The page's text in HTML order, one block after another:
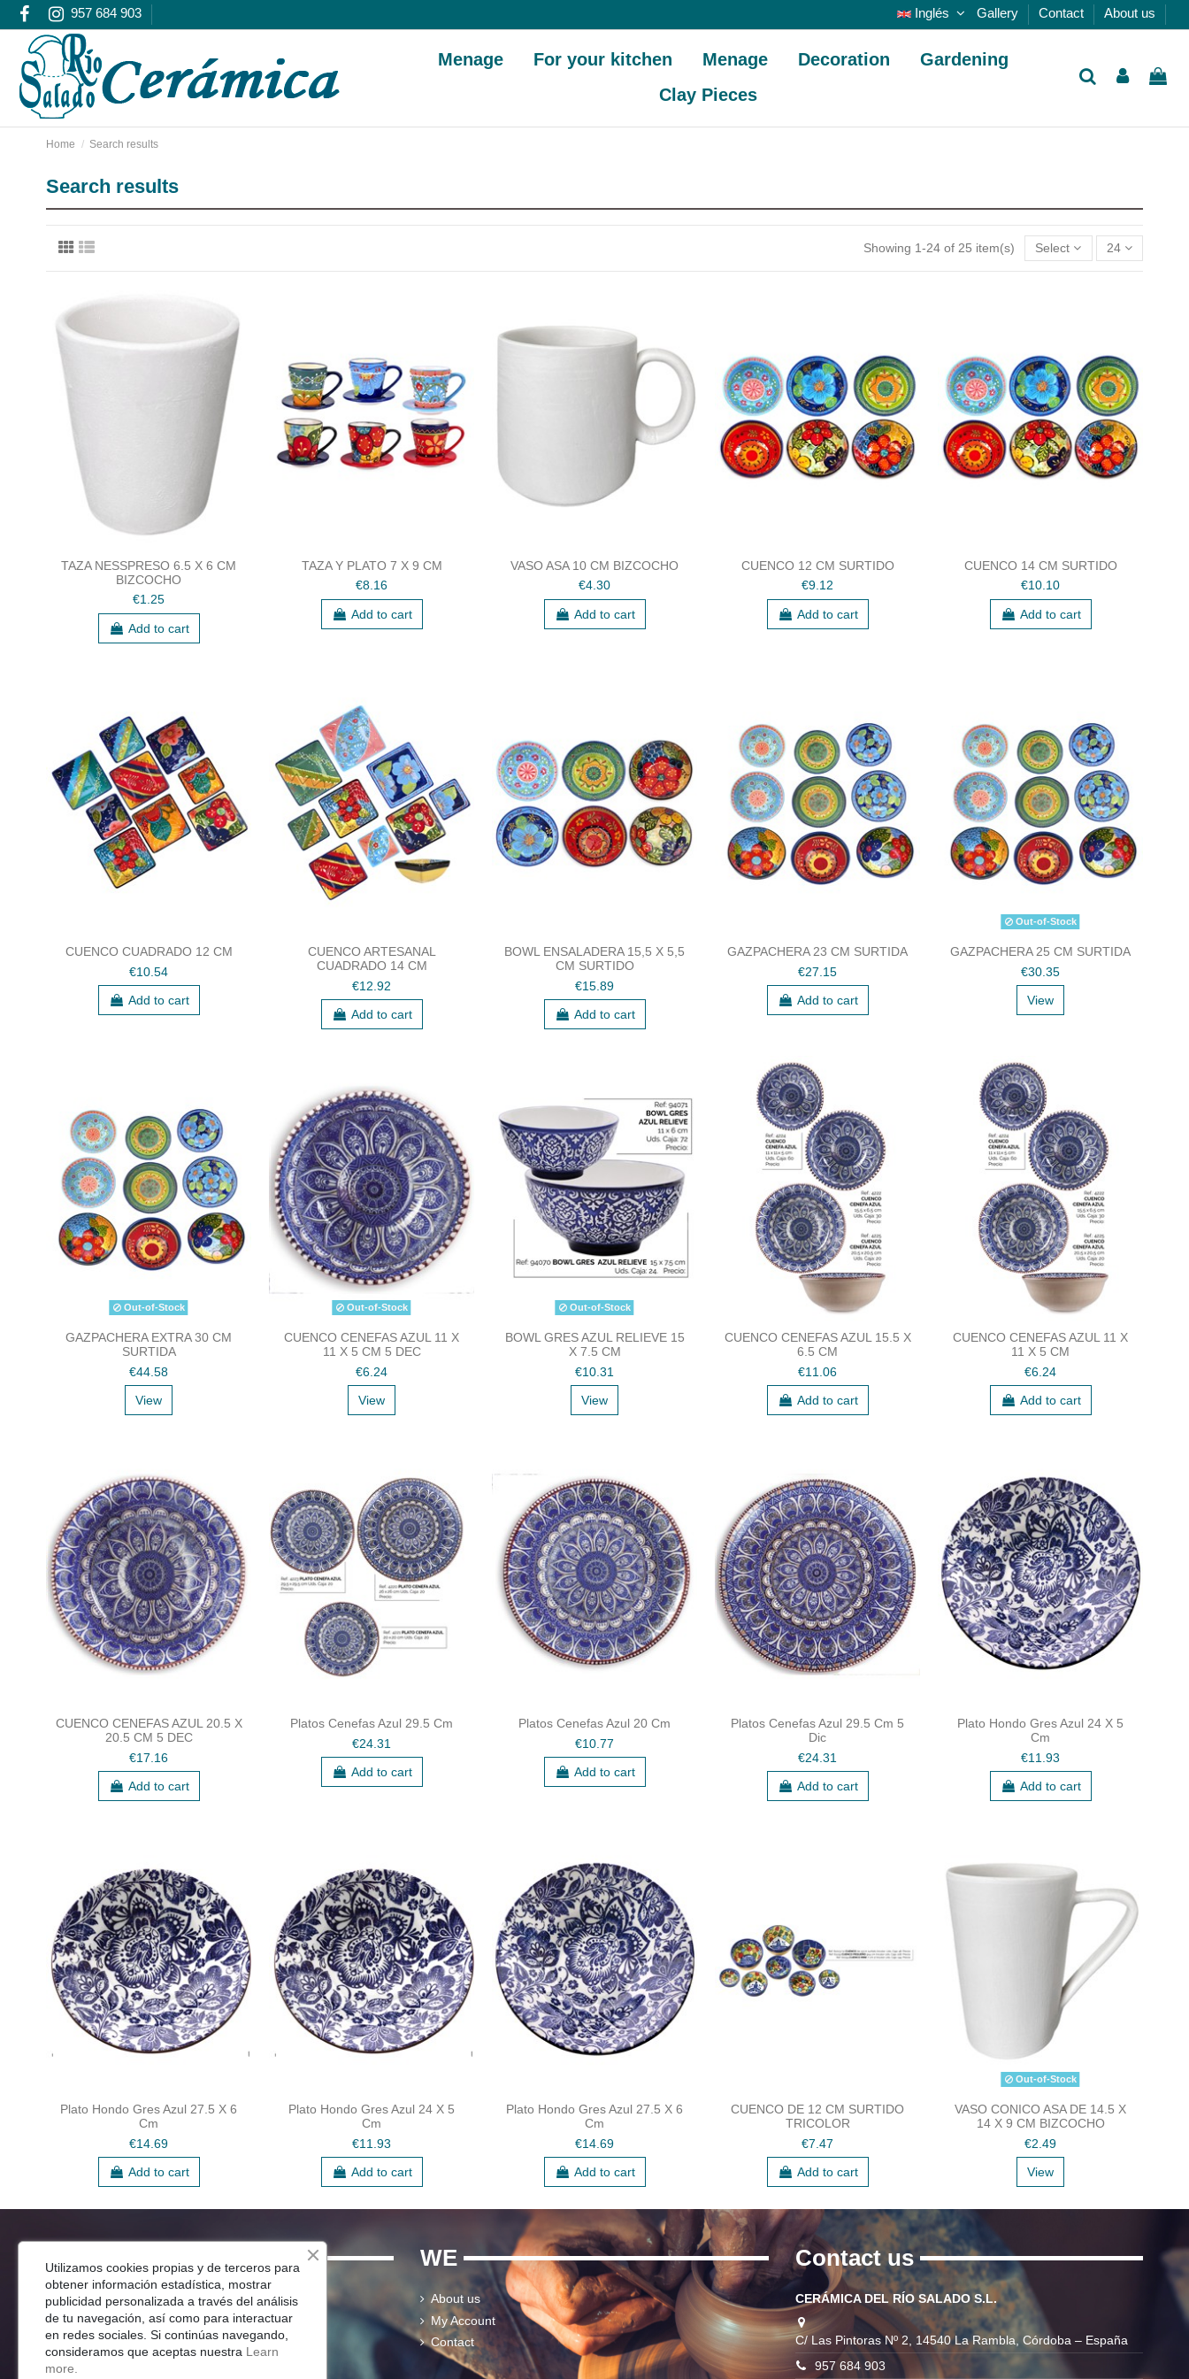
957 684 903 Inglés Gallery Contact About us
Menage For your kitchen Menage Decoration
Gardening
Clay Pieces
Home Search results
Search results
Showing 1-24 of 25 item(s) Select 24
TAZA NESSPRESO 6.5 X 6 CM
BIZCOCHO
€1.25
Add to cart
TAZA Y PLATO 7 X 9 CM
€8.16
Add to cart
VASO ASA 10 CM BIZCOCHO
€4.30
Add to cart
CUENCO 12 CM SURTIDO
€9.12
Add to cart
CUENCO 14 CM SURTIDO
€10.10
Add to cart
CUENCO CUADRADO 12 CM
€10.54
Add to cart
CUENCO ARTESANAL
CUADRADO 14 CM
€12.92
Add to cart
BOWL ENSALADERA 15,5 X 5,5
CM SURTIDO
€15.89
Add to cart
GAZPACHERA 23 CM SURTIDA
€27.15
Add to cart
Out-of-Stock
GAZPACHERA 25 CM SURTIDA
€30.35
View
Out-of-Stock
GAZPACHERA EXTRA 30 CM
SURTIDA
€44.58
View
Out-of-Stock
CUENCO CENEFAS AZUL 11 X
11 X 5 CM 5 DEC
€6.24
View
Out-of-Stock
BOWL GRES AZUL RELIEVE 15
X 7.5 CM
€10.31
View
CUENCO CENEFAS AZUL 15.5 X
6.5 CM
€11.06
Add to cart
CUENCO CENEFAS AZUL 11 X
11 X 5 CM
€6.24
Add to cart
CUENCO CENEFAS AZUL 20.5 X
20.5 CM 5 DEC
€17.16
Add to cart
Platos Cenefas Azul 29.5 Cm
€24.31
Add to cart
Platos Cenefas Azul 20 Cm
€10.77
Add to cart
Platos Cenefas Azul 29.5 Cm 5
Dic
€24.31
Add to cart
Plato Hondo Gres Azul 24 X 5
Cm
€11.93
Add to cart
Plato Hondo Gres Azul 27.5 X 6
Cm
€14.69
Add to cart
Plato Hondo Gres Azul 24 X 5
Cm
€11.93
Add to cart
Plato Hondo Gres Azul 27.5 X 6
Cm
€14.69
Add to cart
CUENCO DE 12 CM SURTIDO
TRICOLOR
€7.47
Add to cart
Out-of-Stock
VASO CONICO ASA DE 14.5 X
14 X 9 CM BIZCOCHO
€2.49
View
SHOP
Menaje Mesa
Para Tu Cocina
Decoracion
Jardín
WE
About us
My Account
Contact
Contact us
CERÁMICA DEL RÍO SALADO S.L.
C/ Las Pintoras Nº 2, 14540 La Rambla, Córdoba – España
957 684 903
Utilizamos cookies propias y de terceros para
obtener información estadística, mostrar
publicidad personalizada a través del análisis
de tu navegación, así como para interactuar
en redes sociales. Si continúas navegando,
consideramos que aceptas nuestra Learn
more.